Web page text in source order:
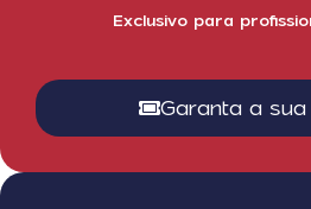
Exclusivo para
Garanta a